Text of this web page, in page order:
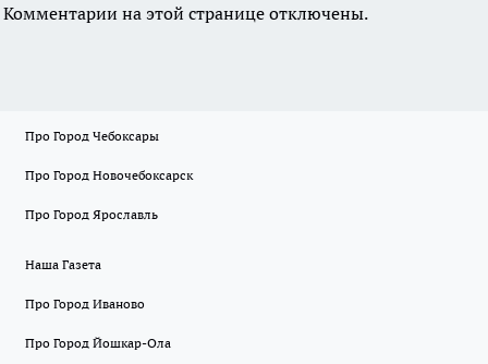
Комментарии на этой странице отключены.
Про Город Чебоксары
Про Город Новочебоксарск
Про Город Ярославль
Наша Газета
Про Город Иваново
Про Город Йошкар-Ола